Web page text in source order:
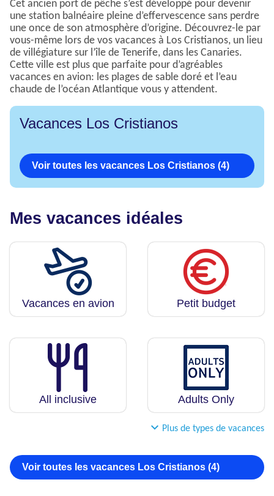
Cet ancien port de pêche s’est développé pour devenir
une station balnéaire pleine d’effervescence sans perdre
une once de son atmosphère d’origine. Découvrez-le par
vous-même lors de vos vacances à Los Cristianos, un lieu
de villégiature sur l’île de Tenerife, dans les Canaries.
Cette ville est plus que parfaite pour d’agréables
vacances en avion: les plages de sable doré et l’eau
chaude de l’océan Atlantique vous y attendent.
Vacances Los Cristianos
Voir toutes les vacances Los Cristianos (4)
Mes vacances idéales
Vacances en avion Petit budget
All inclusive Adults Only
Plus de types de vacances
Voir toutes les vacances Los Cristianos (4)